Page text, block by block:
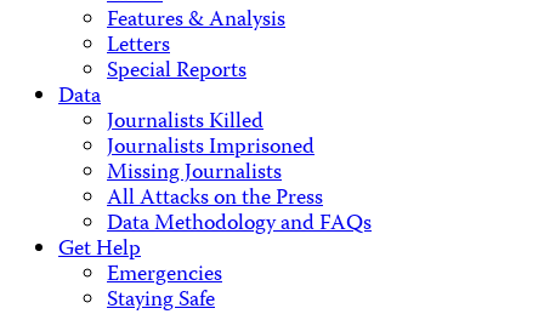
Features & Analysis
Letters
Special Reports
Data
Journalists Killed
Journalists Imprisoned
Missing Journalists
All Attacks on the Press
Data Methodology and FAQs
Get Help
Emergencies
Staying Safe